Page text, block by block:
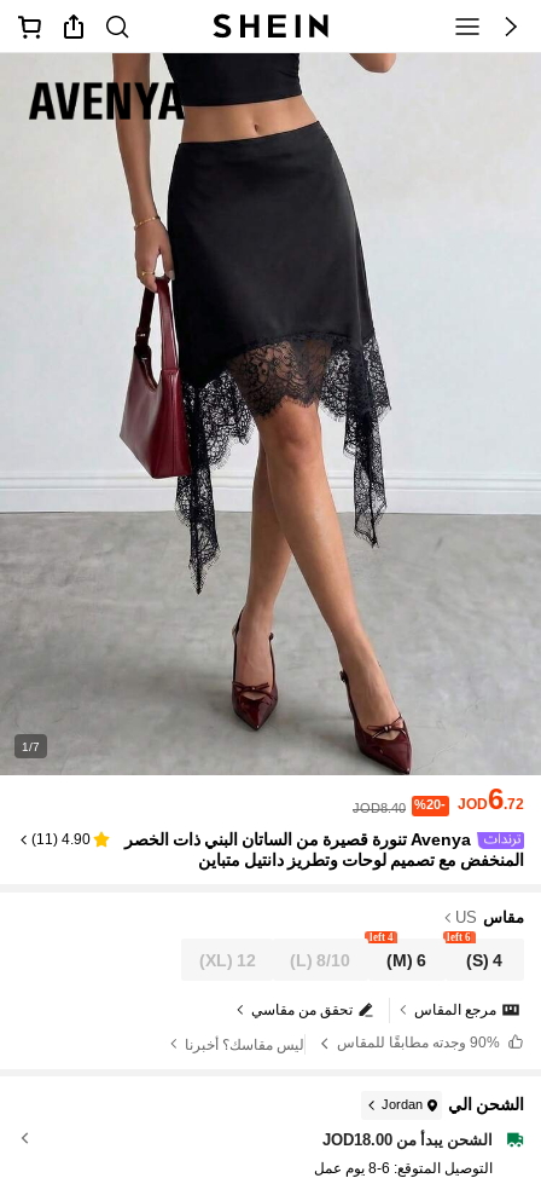
1/7
JOD6.72
%20-
JOD8.40
Avenya تنورة قصيرة من الساتان البني ذات الخصر
المنخفض مع تصميم لوحات وتطريز دانتيل متباين
4.90
(
11
)
مقاس US
4
(S)
6 left
6
(M)
4 left
8/10
(L)
12
(XL)
تحقق من مقاسي
مرجع المقاس
وجدته مطابقًا للمقاس ليس مقاسك؟ أخبرنا
الشحن الي Jordan
الشحن يبدأ من JOD18.00
التوصيل المتوقع: 6-8 يوم عمل